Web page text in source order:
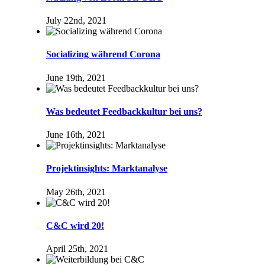
July 22nd, 2021
Socializing während Corona
June 19th, 2021
Was bedeutet Feedbackkultur bei uns?
June 16th, 2021
Projektinsights: Marktanalyse
May 26th, 2021
C&C wird 20!
April 25th, 2021